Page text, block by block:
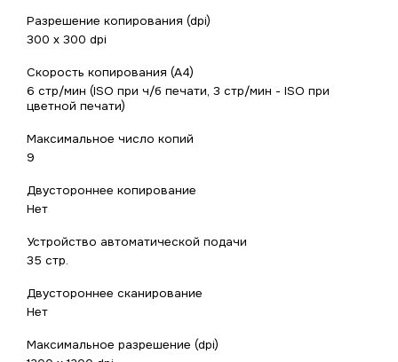
Разрешение копирования (dpi)
300 x 300 dpi
Скорость копирования (A4)
6 стр/мин (ISO при ч/б печати, 3 стр/мин - ISO при
цветной печати)
Максимальное число копий
9
Двустороннее копирование
Нет
Устройство автоматической подачи
35 стр.
Двустороннее сканирование
Нет
Максимальное разрешение (dpi)